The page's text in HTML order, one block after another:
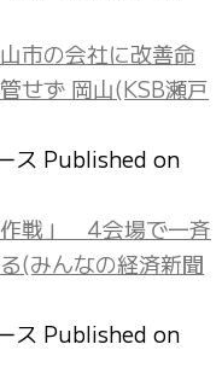
市の会社に改善命
せず 岡山(KSB瀬戸
ス Published on
作戦」 4会場で一斉
(みんなの経済新聞
ス Published on